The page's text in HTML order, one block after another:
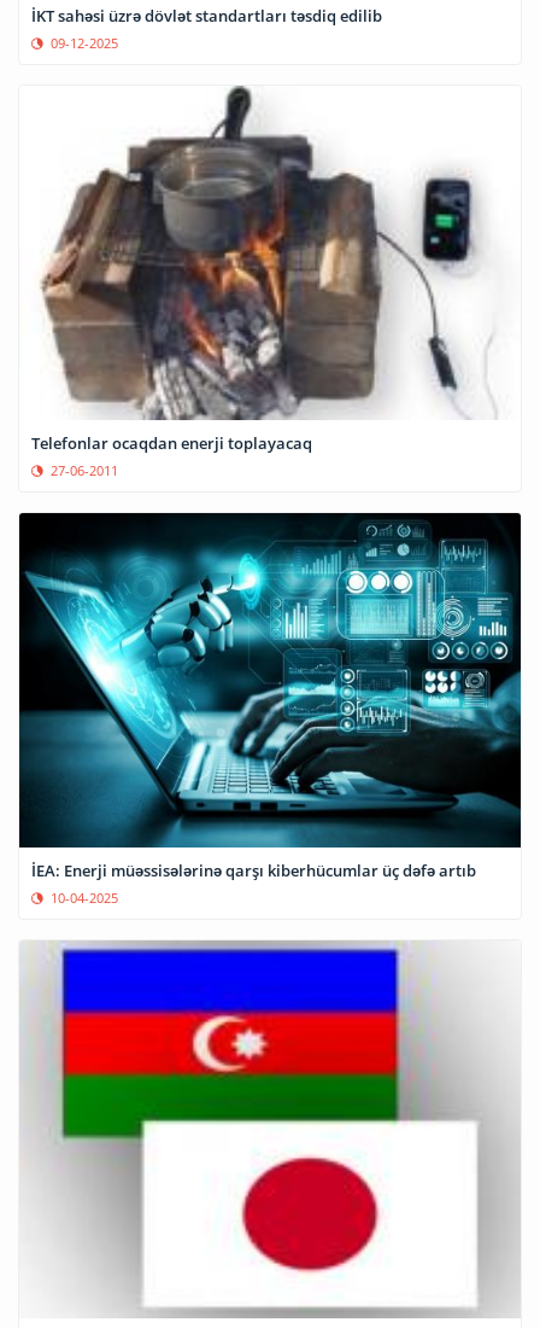
İKT sahəsi üzrə dövlət standartları təsdiq edilib
09-12-2025
Telefonlar ocaqdan enerji toplayacaq
27-06-2011
İEA: Enerji müəssisələrinə qarşı kiberhücumlar üç dəfə artıb
10-04-2025